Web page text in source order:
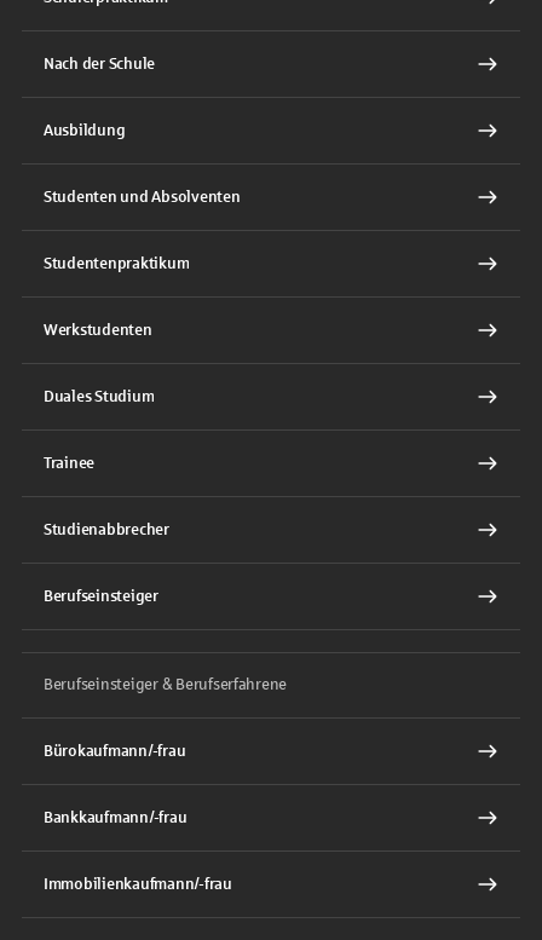
Nach der Schule
Ausbildung
Studenten und Absolventen
Studentenpraktikum
Werkstudenten
Duales Studium
Trainee
Studienabbrecher
Berufseinsteiger
Berufseinsteiger & Berufserfahrene
Bürokaufmann/-frau
Bankkaufmann/-frau
Immobilienkaufmann/-frau